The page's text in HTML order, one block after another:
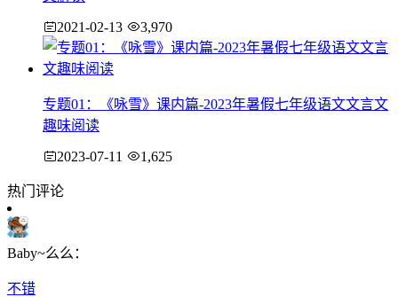
2021-02-13 3,970
专题01：《咏雪》课内篇-2023年暑假七年级语文文言文
趣味阅读
2023-07-11 1,625
热门评论
Baby~么么：
不错